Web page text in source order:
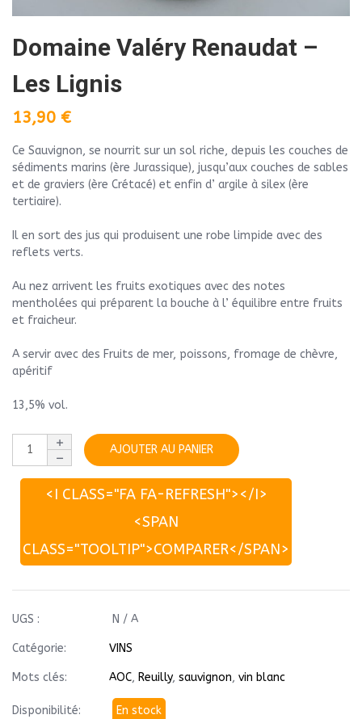
Domaine Valéry Renaudat –
Les Lignis
13,90 €
Ce Sauvignon, se nourrit sur un sol riche, depuis les couches de
sédiments marins (ère Jurassique), jusqu’aux couches de sables
et de graviers (ère Crétacé) et enfin d’ argile à silex (ère
tertiaire).
Il en sort des jus qui produisent une robe limpide avec des
reflets verts.
Au nez arrivent les fruits exotiques avec des notes
mentholées qui préparent la bouche à l’ équilibre entre fruits
et fraicheur.
A servir avec des Fruits de mer, poissons, fromage de chèvre,
apéritif
13,5% vol.
AJOUTER AU PANIER
<I CLASS="FA FA-REFRESH"></I>
<SPAN
CLASS="TOOLTIP">COMPARER</SPAN>
UGS : N / A
Catégorie: VINS
Mots clés: AOC, Reuilly, sauvignon, vin blanc
Disponibilité: En stock